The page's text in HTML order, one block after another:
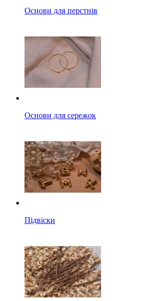
Основи для перстнів
Основи для сережок
Підвіски